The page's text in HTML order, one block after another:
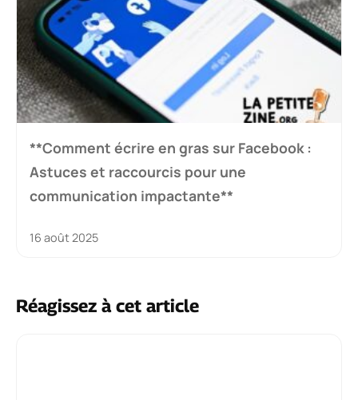
**Comment écrire en gras sur Facebook :
Astuces et raccourcis pour une
communication impactante**
16 août 2025
Réagissez à cet article